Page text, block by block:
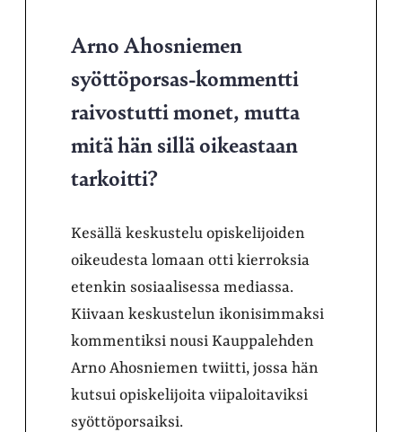
Arno Ahosniemen
syöttöporsas-kommentti
raivostutti monet, mutta
mitä hän sillä oikeastaan
tarkoitti?
Kesällä keskustelu opiskelijoiden
oikeudesta lomaan otti kierroksia
etenkin sosiaalisessa mediassa.
Kiivaan keskustelun ikonisimmaksi
kommentiksi nousi Kauppalehden
Arno Ahosniemen twiitti, jossa hän
kutsui opiskelijoita viipaloitaviksi
syöttöporsaiksi.